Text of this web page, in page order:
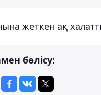
жеткен ақ
бөлісу: